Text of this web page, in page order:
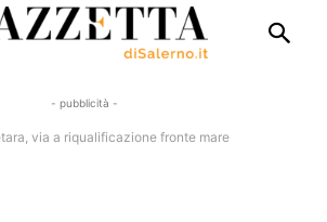
- pubblicità -
via a riqualificazione fronte mare